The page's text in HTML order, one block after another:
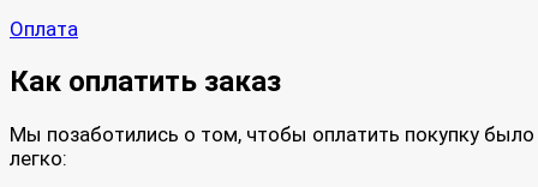
Оплата
Как оплатить заказ
Мы позаботились о том, чтобы оплатить покупку было
легко: